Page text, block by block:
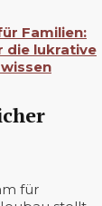
Familien:
die lukrative
für